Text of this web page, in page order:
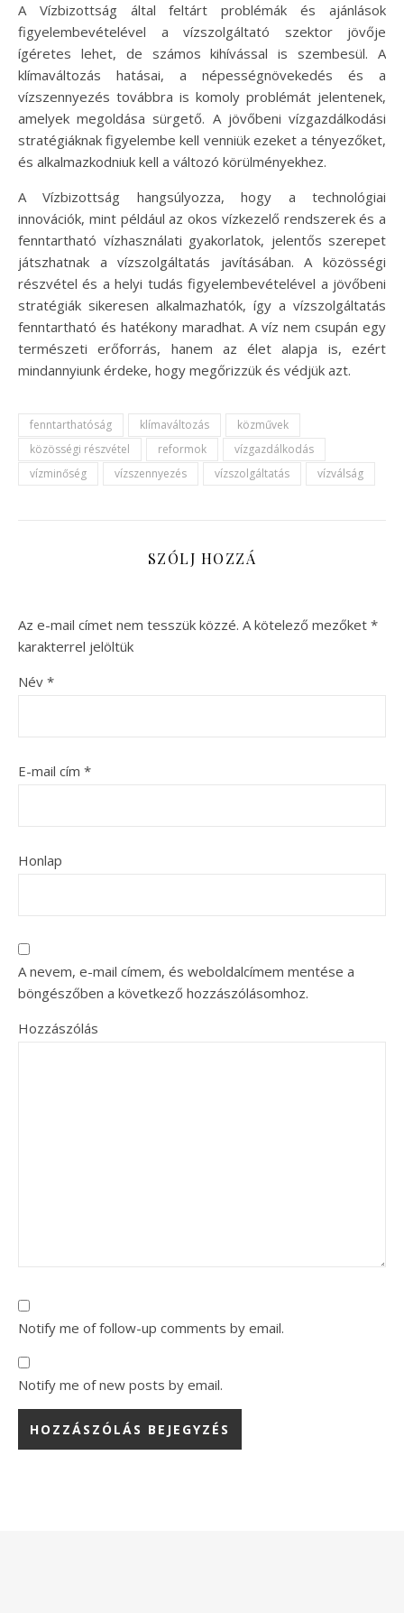
A Vízbizottság által feltárt problémák és ajánlások
figyelembevételével a vízszolgáltató szektor jövője
ígéretes lehet, de számos kihívással is szembesül. A
klímaváltozás hatásai, a népességnövekedés és a
vízszennyezés továbbra is komoly problémát jelentenek,
amelyek megoldása sürgető. A jövőbeni vízgazdálkodási
stratégiáknak figyelembe kell venniük ezeket a tényezőket,
és alkalmazkodniuk kell a változó körülményekhez.
A Vízbizottság hangsúlyozza, hogy a technológiai
innovációk, mint például az okos vízkezelő rendszerek és a
fenntartható vízhasználati gyakorlatok, jelentős szerepet
játszhatnak a vízszolgáltatás javításában. A közösségi
részvétel és a helyi tudás figyelembevételével a jövőbeni
stratégiák sikeresen alkalmazhatók, így a vízszolgáltatás
fenntartható és hatékony maradhat. A víz nem csupán egy
természeti erőforrás, hanem az élet alapja is, ezért
mindannyiunk érdeke, hogy megőrizzük és védjük azt.
fenntarthatóság klímaváltozás
közművek
közösségi részvétel
reformok
vízgazdálkodás
vízminőség
vízszennyezés vízszolgáltatás vízválság
SZÓLJ HOZZÁ
Az e-mail címet nem tesszük közzé. A kötelező mezőket *
karakterrel jelöltük
Név *
E-mail cím *
Honlap
A nevem, e-mail címem, és weboldalcímem mentése a
böngészőben a következő hozzászólásomhoz.
Hozzászólás
Notify me of follow-up comments by email.
Notify me of new posts by email.